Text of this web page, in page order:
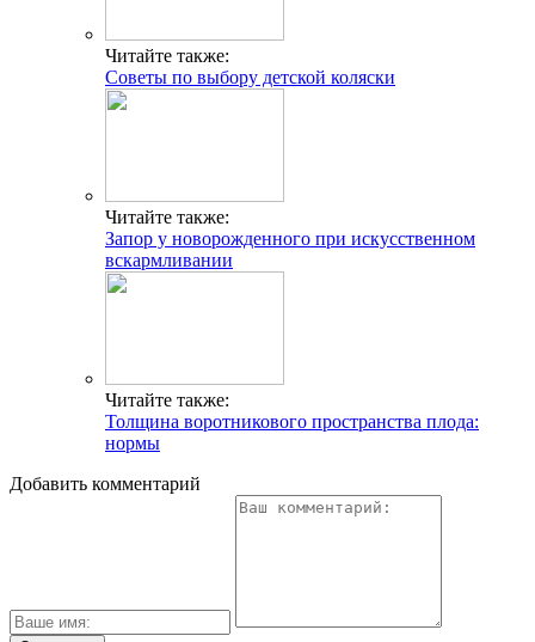
Читайте также:
Советы по выбору детской коляски
Читайте также:
Запор у новорожденного при искусственном
вскармливании
Читайте также:
Толщина воротникового пространства плода:
нормы
Добавить комментарий